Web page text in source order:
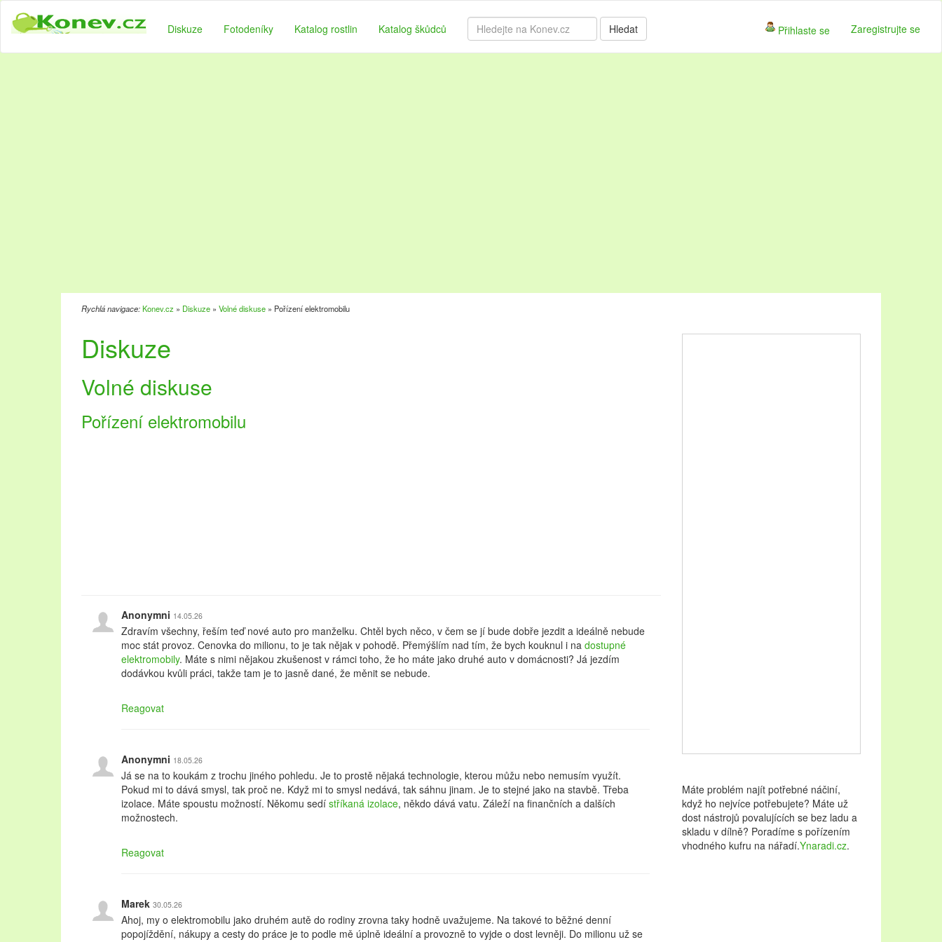
Diskuze Fotodeníky Katalog rostlin Katalog škůdců Hledat Přihlaste se Zaregistrujte se
Rychlá navigace:Konev.cz » Diskuze » Volné diskuse » Pořízení elektromobilu
Diskuze
Volné diskuse
Pořízení elektromobilu
Anonymni 14.05.26
Zdravím všechny, řeším teď nové auto pro manželku. Chtěl bych něco, v čem se jí bude dobře jezdit a ideálně nebude
moc stát provoz. Cenovka do milionu, to je tak nějak v pohodě. Přemýšlím nad tím, že bych kouknul i na dostupné
elektromobily. Máte s nimi nějakou zkušenost v rámci toho, že ho máte jako druhé auto v domácnosti? Já jezdím
dodávkou kvůli práci, takže tam je to jasně dané, že měnit se nebude.
Reagovat
Anonymni 18.05.26
Já se na to koukám z trochu jiného pohledu. Je to prostě nějaká technologie, kterou můžu nebo nemusím využít.
Pokud mi to dává smysl, tak proč ne. Když mi to smysl nedává, tak sáhnu jinam. Je to stejné jako na stavbě. Třeba
izolace. Máte spoustu možností. Někomu sedí stříkaná izolace, někdo dává vatu. Záleží na finančních a dalších
možnostech.
Reagovat
Marek 30.05.26
Ahoj, my o elektromobilu jako druhém autě do rodiny zrovna taky hodně uvažujeme. Na takové to běžné denní
popojíždění, nákupy a cesty do práce je to podle mě úplně ideální a provozně to vyjde o dost levněji. Do milionu už se
Máte problém najít potřebné náčiní,
když ho nejvíce potřebujete? Máte už
dost nástrojů povalujících se bez ladu a
skladu v dílně? Poradíme s pořízením
vhodného kufru na nářadí.Ynaradi.cz.